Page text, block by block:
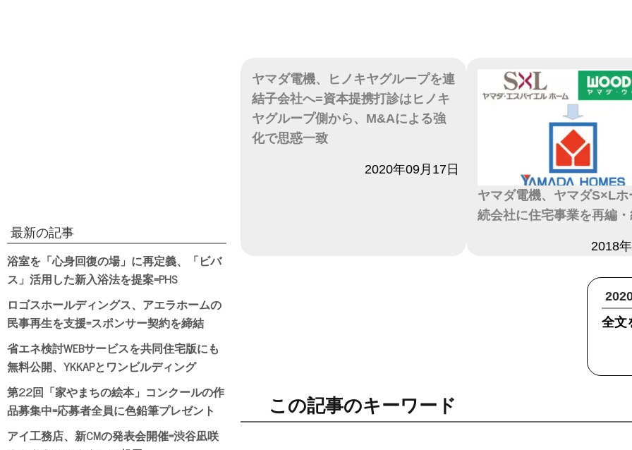
ヤマダ電機、ヒノキヤグループを連
結子会社へ=資本提携打診はヒノキ
ヤグループ側から、M&Aによる強
化で思惑一致
2020年09月17日
ヤマダ電機、ヤマダS×Lホ
続会社に住宅事業を再編
2018
全文
この記事のキーワード
最新の記事
浴室を「心身回復の場」に再定義、「ビバ
ス」活用した新入浴法を提案=PHS
ロゴスホールディングス、アエラホームの
民事再生を支援=スポンサー契約を締結
省エネ検討WEBサービスを共同住宅版にも
無料公開、YKKAPとワンビルディング
第22回「家やまちの絵本」コンクールの作
品募集中=応募者全員に色鉛筆プレゼント
アイ工務店、新CMの発表会開催=渋谷凪咲